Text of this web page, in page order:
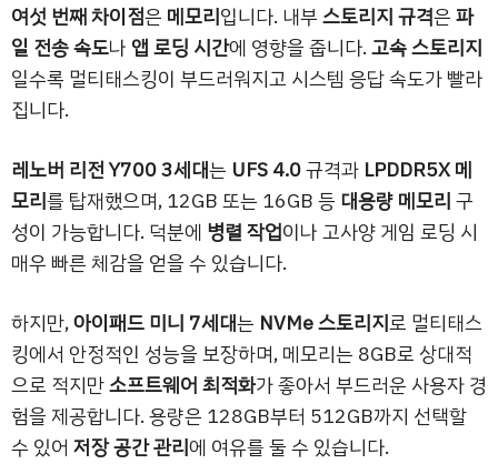
여섯 번째 차이점은 메모리입니다. 내부스토리지 규격은파
일 전송 속도나앱 로딩 시간에 영향을 줍니다.고속 스토리지
일수록 멀티태스킹이 부드러워지고 시스템 응답 속도가 빨라
집니다.
레노버 리전 Y700 3세대는 UFS 4.0규격과 LPDDR5X 메
모리를 탑재했으며, 12GB 또는 16GB 등 대용량 메모리구
성이 가능합니다. 덕분에 병렬 작업이나 고사양 게임 로딩 시
매우 빠른 체감을 얻을 수 있습니다.
하지만,아이패드 미니 7세대는 NVMe 스토리지로 멀티태스
킹에서 안정적인 성능을 보장하며, 메모리는 8GB로 상대적
으로 적지만소프트웨어 최적화가 좋아서 부드러운 사용자 경
험을 제공합니다. 용량은 128GB부터 512GB까지 선택할
수 있어 저장 공간 관리에 여유를 둘 수 있습니다.